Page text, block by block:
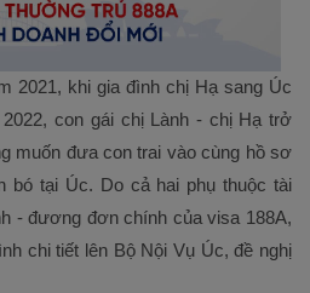
2021, khi gia đình chị Hạ sang Úc
con gái chị Lành - chị Hạ trở
muốn đưa con trai vào cùng hồ sơ
bó tại Úc. Do cả hai phụ thuộc tài
- đương đơn chính của visa 188A,
chi tiết lên Bộ Nội Vụ Úc, đề nghị